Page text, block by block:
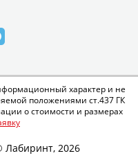
характер и не
положениями ст.437 ГК
о стоимости и размерах
Лабиринт, 2026